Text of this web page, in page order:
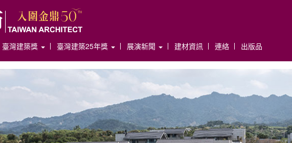
臺灣建築獎 臺灣建築25年獎 展演新聞 建材資訊 連絡 出版品
e